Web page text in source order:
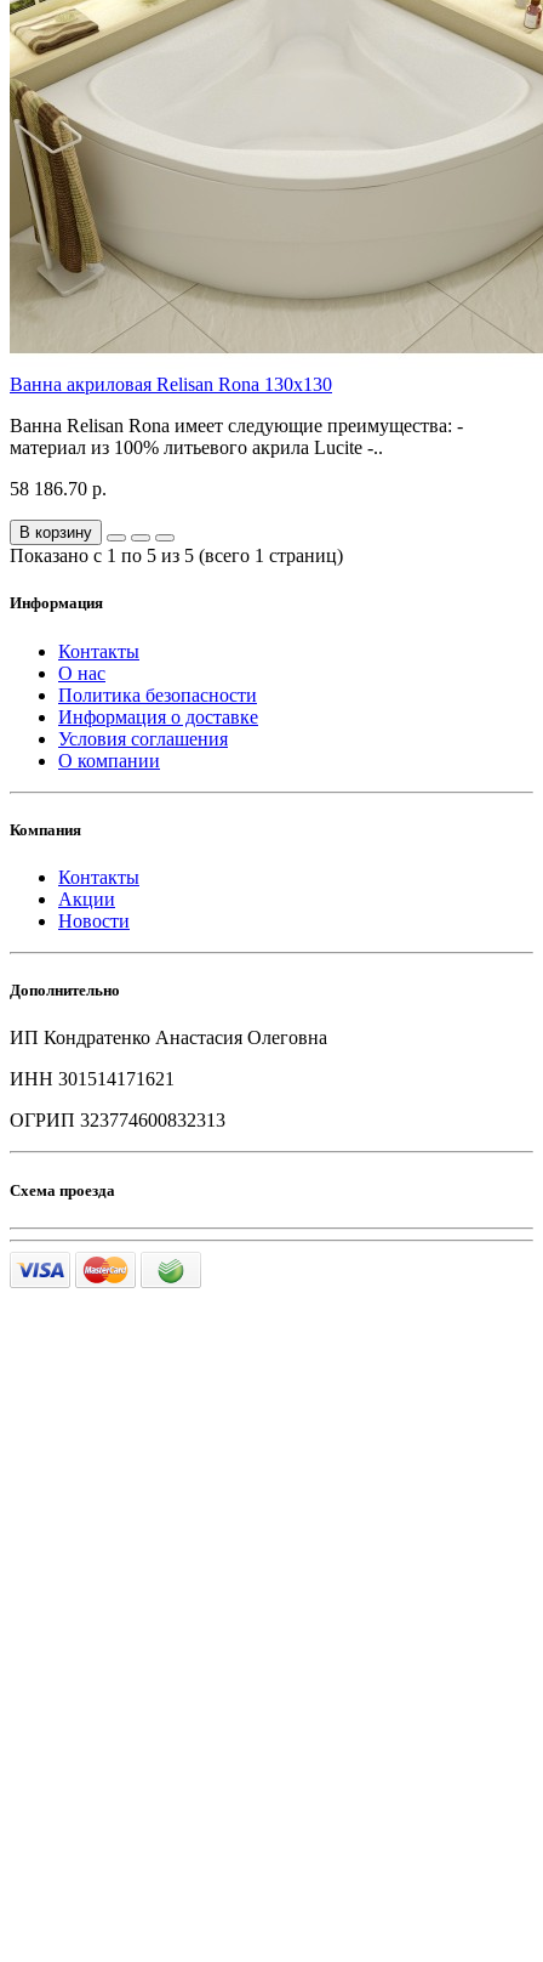
Ванна акриловая Relisan Rona 130x130
Ванна Relisan Rona имеет следующие преимущества: -
материал из 100% литьевого акрила Lucite -..
58 186.70 р.
В корзину
Показано с 1 по 5 из 5 (всего 1 страниц)
Информация
Контакты
О нас
Политика безопасности
Информация о доставке
Условия соглашения
О компании
Компания
Контакты
Акции
Новости
Дополнительно
ИП Кондратенко Анастасия Олеговна
ИНН 301514171621
ОГРИП 323774600832313
Схема проезда